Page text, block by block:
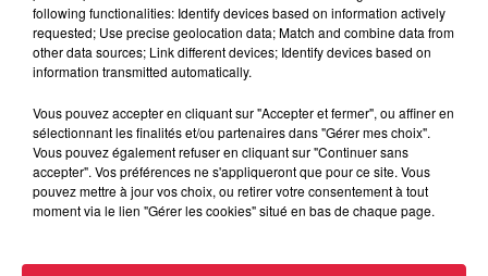
5 août 2026
Europa-Park : des précisons sur
l’après Euro-Mir
following functionalities: Identify devices based on information actively
requested; Use precise geolocation data; Match and combine data from
other data sources; Link different devices; Identify devices based on
information transmitted automatically.
Vous pouvez accepter en cliquant sur "Accepter et fermer", ou affiner en
sélectionnant les finalités et/ou partenaires dans "Gérer mes choix".
Vous pouvez également refuser en cliquant sur "Continuer sans
accepter". Vos préférences ne s'appliqueront que pour ce site. Vous
pouvez mettre à jour vos choix, ou retirer votre consentement à tout
moment via le lien "Gérer les cookies" situé en bas de chaque page.